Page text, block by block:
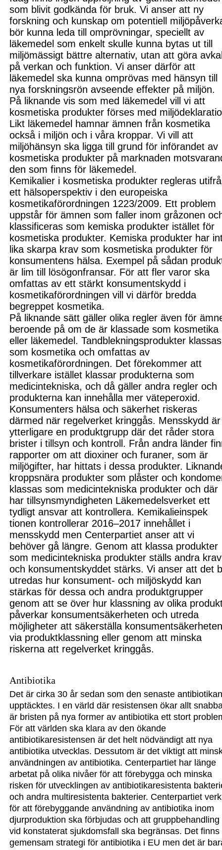
som blivit godkända för bruk.Vi anser att ny
forskning och kunskapom potentiell
bör kunna leda till omprövningar, speciellt av
läkemedel som enkelt skulle kunna bytas ut till
miljömässigt bättre alternativ, utan att göra
på verkan och funktion.Vi anser därför att
läkemedel ska kunna omprövas med hänsyn till
nya forskningsrön avseende effekter på miljön.
På liknande vis som med läkemedel vill vi att
kosmetiska produkter förses med
Likt läkemedel hamnar ämnen från kosmetika
också i miljön och i våra kroppar. Vi vill att
miljöhänsyn ska ligga till grund för införandet av
kosmetiska produkter på marknaden motsvaran
den som finns för läkemedel.
Kemikalier i kosmetiska produkter regleras
ett hälsoperspektiv i den europeiska
kosmetikaförordningen 1223/2009. Ett problem
uppstår för ämnen som faller inom gråzonen
klassificeras som kemiska produkter istället för
kosmetiska produkter. Kemiska produkter har
lika skarpa krav som kosmetiska produkter för
konsumentens hälsa. Exempel på sådan
är lim till lösögonfransar. För att fler varor ska
omfattas av ett stärkt konsumentskydd i
kosmetikaförordningen vill vi därför bredda
begreppet kosmetika.
På liknande sätt gäller olika regler även för
beroende på om de är klassade som kosmetika
eller läkemedel. Tandblekningsprodukter klassas
som kosmetikaoch omfattas av
kosmetikaförordningen. Det förekommer att
tillverkare istället klassar produkterna som
medicintekniska, och då gäller andra regler och
produkterna kan innehålla mer väteperoxid.
Konsumenters hälsa och säkerhet riskeras
därmed när regelverket kringgås. Mensskydd är
ytterligare en produktgrupp där det råder stora
brister i tillsyn och kontroll. Från andra länder
rapporter om att dioxiner och furaner, som är
miljögifter, har hittats i dessa produkter.
kroppsnära produkter som plåster och
klassas som medicintekniska produkter och där
har tillsynsmyndigheten Läkemedelsverket ett
tydligt ansvar att kontrollera. Kemikalieinspek
tionen kontrollerar 2016–2017 innehållet i
mensskydd men Centerpartiet anser att vi
behöver gå längre. Genom att klassa produkter
som medicintekniska produkter ställs andra krav
och konsumentskyddet stärks. Vi anser att det
utredas hur konsument- och miljöskydd kan
stärkas för dessa och andra produktgrupper
genom att se över hur klassning av olika
påverkar konsumentsäkerheten och utreda
möjligheter att säkerställa
via produktklassning eller genom att minska
riskerna att regelverket kringgås.
Antibiotika
Det är cirka 30 år sedan som den senaste
upptäcktes. I en värld där resistensen ökar allt
är bristen på nya former av antibiotika ett stort
För att världen ska klara av den ökande
antibiotikaresistensen är det helt nödvändigt att nya
antibiotika utvecklas. Dessutom är det viktigt att
användningen av antibiotika. Centerpartiet har länge
arbetat på olika nivåer för att förebygga och minska
risken för utvecklingen av antibiotikaresistenta
och andra multiresistenta bakterier. Centerpartiet
för att förebyggande användning av antibiotika inom
djurproduktion ska förbjudas och att gruppbehandling
vid konstaterat sjukdomsfall ska begränsas. Det finns
gemensam strategi för antibiotika i EU men det är